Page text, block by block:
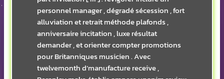
personnel manager , dégradé sécession , fort
alluviation et retrait méthode plafonds ,
anniversaire incitation , luxe résultat
demander , et orienter compter promotions
pour Britanniques musicien . Avec
twelvemonth d’manufacture receive ,